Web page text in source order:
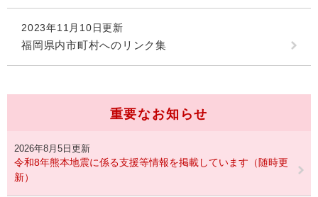
2023年11月10日更新
福岡県内市町村へのリンク集
重要なお知らせ
2026年8月5日更新
令和8年熊本地震に係る支援等情報を掲載しています（随時更
新）